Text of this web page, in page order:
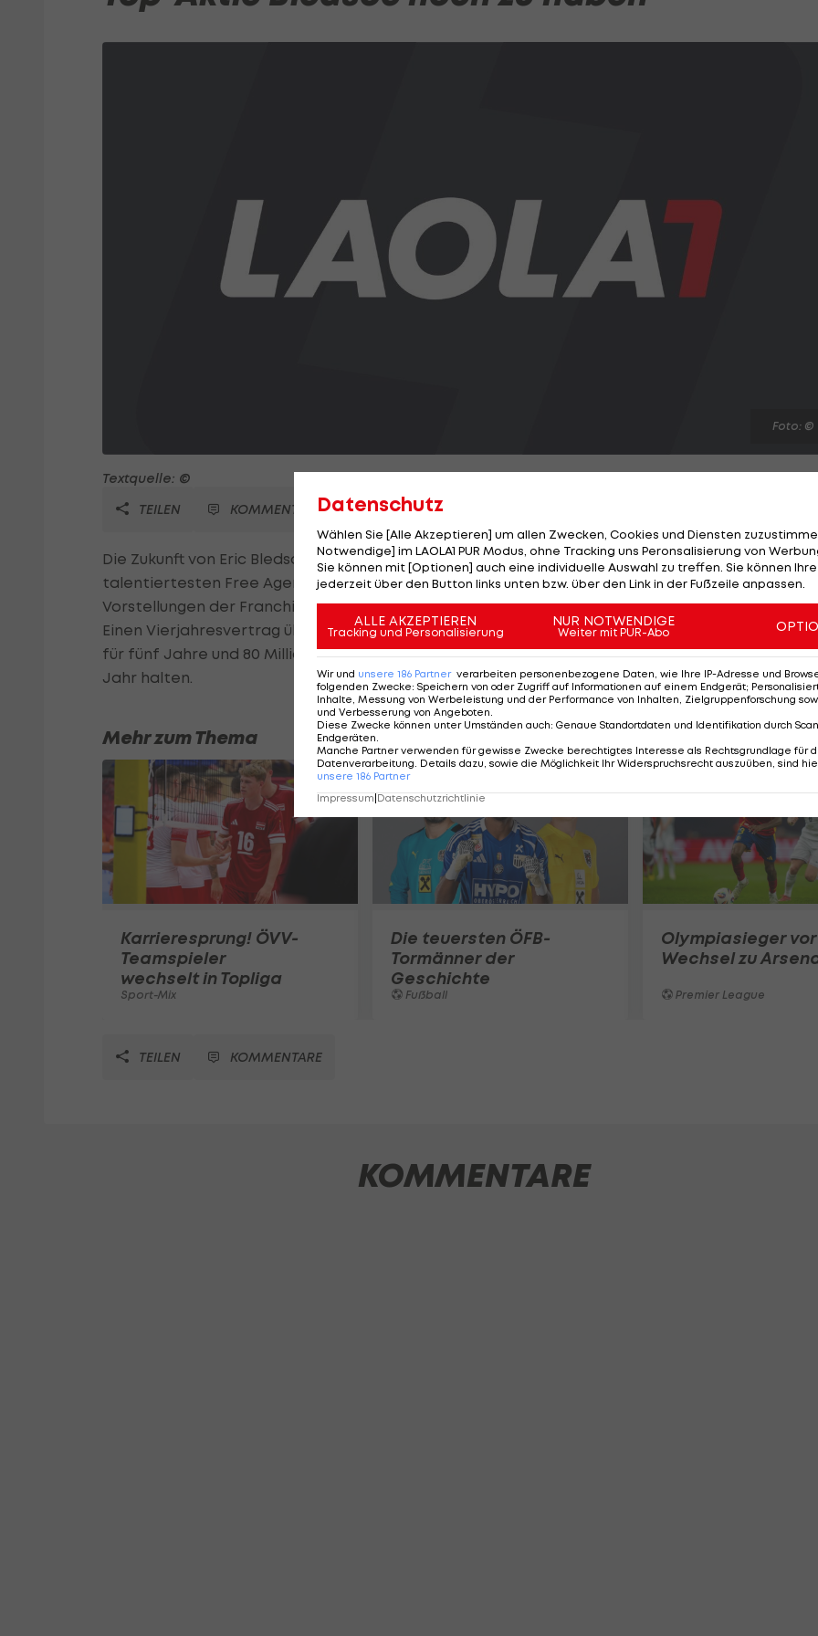
Foto: ©
Textquelle: ©
TEILEN
KOMMENTARE
Die Zukunft von Eric Bledsoe ist weiterhin offen. Der 24-jährige Point Guard ist wohl einer der
talentiertesten Free Agents die noch zu haben sind. Die Phoenix Suns wollen ihn halten, doch die
Vorstellungen der Franchise und des Wunschspielers scheinen noch weit auseinander zu liegen.
Einen Vierjahresvertrag über 48 Millionen Dollar lehnte er ab. Laut Liga-Quellen will Bledsoe nur
für fünf Jahre und 80 Millionen unterschreiben. Die Lakers wollen Xavier Henry für ein weiteres
Jahr halten.
Mehr zum Thema
Karrieresprung! ÖVV-
Teamspieler
wechselt in Topliga
Sport-Mix
Die teuersten ÖFB-
Tormänner der
Geschichte
Fußball
Olympiasieger vor
Wechsel zu
Premier League
TEILEN KOMMENTARE
KOMMENTARE
Datenschutz
Wählen Sie [Alle Akzeptieren] um allen Zwecken, Cookies und Diensten
Notwendige] im LAOLA1 PUR Modus, ohne Tracking uns Peronsalisierung von
Sie können mit [Optionen] auch eine individuelle Auswahl zu treffen. Sie können
jederzeit über den Button links unten bzw. über den Link in der Fußzeile anpassen.
ALLE AKZEPTIEREN
Tracking und Personalisierung
NUR NOTWENDIGE
Weiter mit PUR-Abo
Wir und unsere 186 Partner verarbeiten personenbezogene Daten, wie Ihre IP-Adresse und
folgenden Zwecke: Speichern von oder Zugriff auf Informationen auf einem Endgerät;
Inhalte, Messung von Werbeleistung und der Performance von Inhalten, Zielgruppenforschung
und Verbesserung von Angeboten
Diese Zwecke können unter Umständen auch: Genaue Standortdaten und Identifikation durch
Endgeräten
Manche Partner verwenden für gewisse Zwecke berechtigtes Interesse als Rechtsgrundlage für
Datenverarbeitung. Details dazu, sowie die Möglichkeit Ihr Widerspruchsrecht auszuüben, sind
unsere 186 Partner
Impressum|Datenschutzrichtlinie